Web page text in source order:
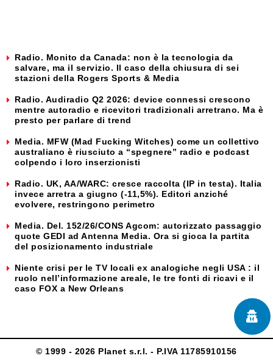
Radio. Monito da Canada: non è la tecnologia da
salvare, ma il servizio. Il caso della chiusura di sei
stazioni della Rogers Sports & Media
Radio. Audiradio Q2 2026: device connessi crescono
mentre autoradio e ricevitori tradizionali arretrano. Ma è
presto per parlare di trend
Media. MFW (Mad Fucking Witches) come un collettivo
australiano è riusciuto a “spegnere” radio e podcast
colpendo i loro inserzionisti
Radio. UK, AA/WARC: cresce raccolta (IP in testa). Italia
invece arretra a giugno (-11,5%). Editori anziché
evolvere, restringono perimetro
Media. Del. 152/26/CONS Agcom: autorizzato passaggio
quote GEDI ad Antenna Media. Ora si gioca la partita
del posizionamento industriale
Niente crisi per le TV locali ex analogiche negli USA : il
ruolo nell’informazione areale, le tre fonti di ricavi e il
caso FOX a New Orleans
© 1999 - 2026 Planet s.r.l. - P.IVA 11785910156